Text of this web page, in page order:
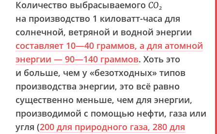
Количество выбрасываемого СО2
на производство 1 киловатт-часа для
солнечной, ветряной и водной энергии
составляет 10—40 граммов, а для атомной
энергии — 90—140 граммов. Хоть это
и больше, чем у «безотходных» типов
производства энергии, это всё равно
существенно меньше, чем для энергии,
производимой с помощью нефти, газа или
угля (200 для природного газа, 280 для